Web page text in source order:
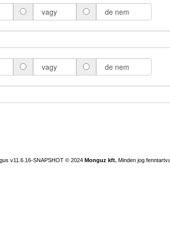
vagy de nem
vagy de nem
v11.6.16-SNAPSHOT © 2024 Monguz kft. Minden jog